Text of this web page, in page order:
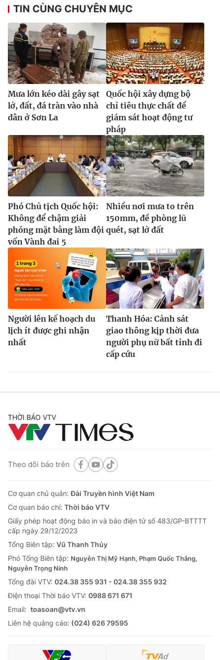
Ðiện thoại Thời báo VTV:024.66 897 897
Liên hệ quảng cáo:024-7300.7108
® Cấm sao chép dưới mọi hình thức nếu không có sự chấp
thuận bằng văn bản. Ghi rõ nguồn VTV.vn khi phát hành lại
thông tin từ website này.
TIN CÙNG CHUYÊN MỤC
Mưa lớn kéo dài gây sạt
lở, đất, đá tràn vào nhà
dân ở Sơn La
Quốc hội xây dựng bộ
chỉ tiêu thực chất để
giám sát hoạt động tư
pháp
Phó Chủ tịch Quốc hội:
Không để chậm giải
phóng mặt bằng làm đội
vốn Vành đai 5
Nhiều nơi mưa to trên
150mm, đề phòng lũ
quét, sạt lở đất
Người lên kế hoạch du
lịch ít được ghi nhận
nhất
Thanh Hóa: Cảnh sát
giao thông kịp thời đưa
người phụ nữ bất tỉnh đi
cấp cứu
THỜI BÁO VTV
Theo dõi báo trên
Cơ quan chủ quản:Đài Truyền hình Việt Nam
Cơ quan báo chí: Thời báo VTV
Giấy phép hoạt động báo in và báo điện tử số 483/GP-BTTTT
cấp ngày 29/12/2023
Tổng Biên tập: Vũ Thanh Thủy
Phó Tổng Biên tập: Nguyễn Thị Mỹ Hạnh, Phạm Quốc Thắng,
Nguyễn Trọng Ninh
Tổng đài VTV: 024.38 355 931 - 024.38 355 932
Ðiện thoại Thời báo VTV: 0988 671 671
Email: toasoan@vtv.vn
Liên hệ quảng cáo: (024) 626 79595